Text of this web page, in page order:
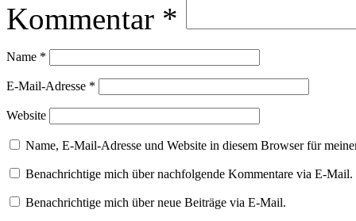
Kommentar *
Name *
E-Mail-Adresse *
Website
Name, E-Mail-Adresse und Website in diesem Browser für
Benachrichtige mich über nachfolgende Kommentare via E-Mail.
Benachrichtige mich über neue Beiträge via E-Mail.